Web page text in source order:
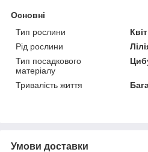
Основні
Тип рослини
Рід рослини
Тип посадкового
матеріалу
Тривалість життя
Умови доставки